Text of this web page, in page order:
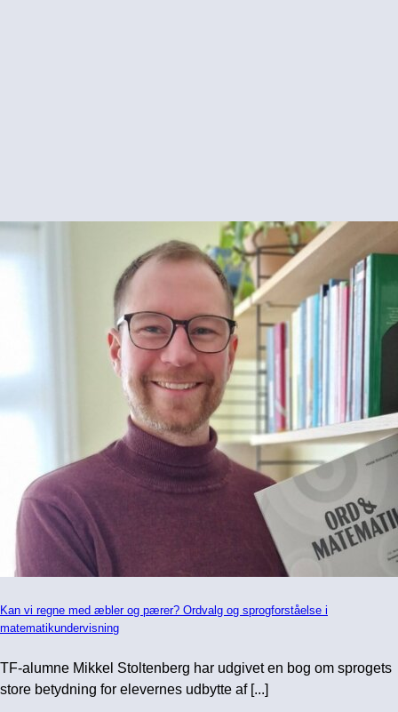
Kan vi regne med æbler og pærer? Ordvalg og sprogforståelse i
matematikundervisning
TF-alumne Mikkel Stoltenberg har udgivet en bog om sprogets
store betydning for elevernes udbytte af [...]